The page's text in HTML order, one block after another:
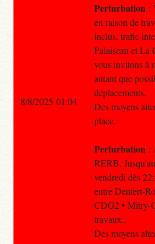
Perturbation :
en raison de
inclus, trafic
Palaiseau et La
vous invitons à
autant que
déplacements.
Des moyens
place.
Perturbation :
RERB,
vendredi dès
entre Denfert-
CDG2 • Mitry-
travaux..
Des moyens
8/8/2025 01:04